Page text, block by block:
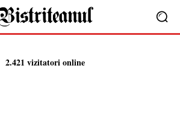
2.421 vizitatori online